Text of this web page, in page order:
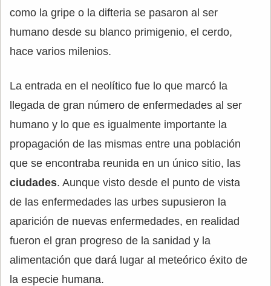
como la gripe o la difteria se pasaron al ser
humano desde su blanco primigenio, el cerdo,
hace varios milenios.
La entrada en el neolítico fue lo que marcó la
llegada de gran número de enfermedades al ser
humano y lo que es igualmente importante la
propagación de las mismas entre una población
que se encontraba reunida en un único sitio, las
ciudades. Aunque visto desde el punto de vista
de las enfermedades las urbes supusieron la
aparición de nuevas enfermedades, en realidad
fueron el gran progreso de la sanidad y la
alimentación que dará lugar al meteórico éxito de
la especie humana.